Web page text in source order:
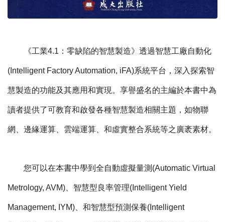
《工業4.1：零缺陷的智慧製造》透過智慧工廠自動化
(Intelligent Factory Automation, iFA)系統平台，深入探索智
慧製造的功能及其應用和實現。享譽盛名的主編於本書中為
讀者提供了可教育和啟發各種智慧製造相關主題，如物聯
網、邊緣運算、雲端運算、和虛實整合系統等之廣袤素材。
您可以在本書中學到全自動虛擬量測(Automatic Virtual
Metrology, AVM)、智慧型良率管理(Intelligent Yield
Management, IYM)、和智慧型預測保養(Intelligent